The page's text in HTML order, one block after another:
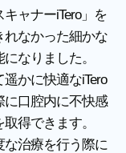
ャナーiTero」を
なかった細かな
なりました。
かに快適なiTero
に口腔内に不快感
得できます。
治療を行う際に